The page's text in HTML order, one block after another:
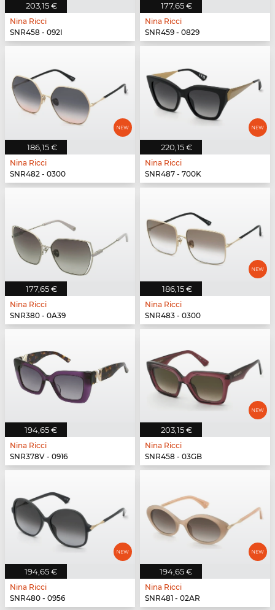
203,15 €
Nina Ricci
SNR458 - 092I
177,65 €
Nina Ricci
SNR459 - 0829
186,15 €
Nina Ricci
SNR482 - 0300
220,15 €
Nina Ricci
SNR487 - 700K
177,65 €
Nina Ricci
SNR380 - 0A39
186,15 €
Nina Ricci
SNR483 - 0300
194,65 €
Nina Ricci
SNR378V - 0916
203,15 €
Nina Ricci
SNR458 - 03GB
194,65 €
Nina Ricci
SNR480 - 0956
194,65 €
Nina Ricci
SNR481 - 02AR